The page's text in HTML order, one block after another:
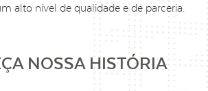
alto nível de qualidade e de parceria.
NOSSA HISTÓRIA